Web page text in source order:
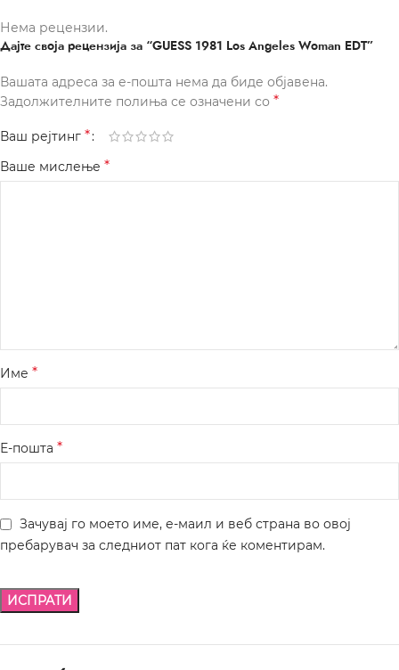
Нема рецензии.
Дајте своја рецензија за “GUESS 1981 Los Angeles Woman EDT”
Вашата адреса за е-пошта нема да биде објавена.
Задолжителните полиња се означени со *
Ваш рејтинг *
Ваше мислење *
Име *
Е-пошта *
Зачувај го моето име, е-маил и веб страна во овој
пребарувач за следниот пат кога ќе коментирам.